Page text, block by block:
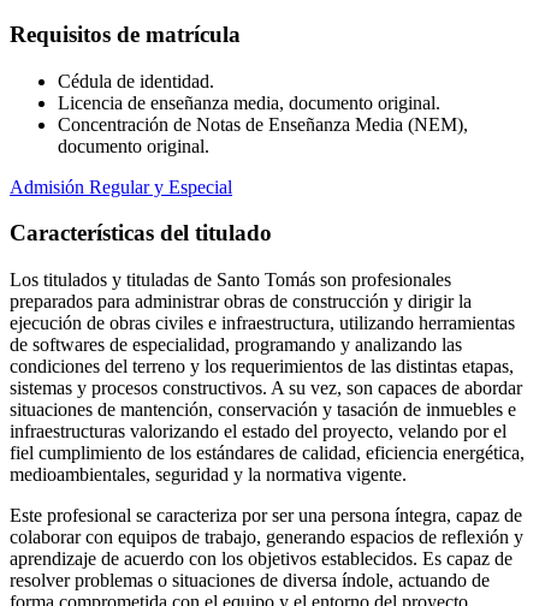
Requisitos de matrícula
Cédula de identidad.
Licencia de enseñanza media, documento original.
Concentración de Notas de Enseñanza Media (NEM),
documento original.
Admisión Regular y Especial
Características del titulado
Los titulados y tituladas de Santo Tomás son profesionales
preparados para administrar obras de construcción y dirigir la
ejecución de obras civiles e infraestructura, utilizando herramientas
de softwares de especialidad, programando y analizando las
condiciones del terreno y los requerimientos de las distintas etapas,
sistemas y procesos constructivos. A su vez, son capaces de abordar
situaciones de mantención, conservación y tasación de inmuebles e
infraestructuras valorizando el estado del proyecto, velando por el
fiel cumplimiento de los estándares de calidad, eficiencia energética,
medioambientales, seguridad y la normativa vigente.
Este profesional se caracteriza por ser una persona íntegra, capaz de
colaborar con equipos de trabajo, generando espacios de reflexión y
aprendizaje de acuerdo con los objetivos establecidos. Es capaz de
resolver problemas o situaciones de diversa índole, actuando de
forma comprometida con el equipo y el entorno del proyecto.